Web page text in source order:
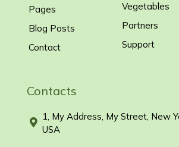
Pages
Blog Posts
Contact
Vegetables
Partners
Support
Contacts
1, My Address, My Street, New
USA